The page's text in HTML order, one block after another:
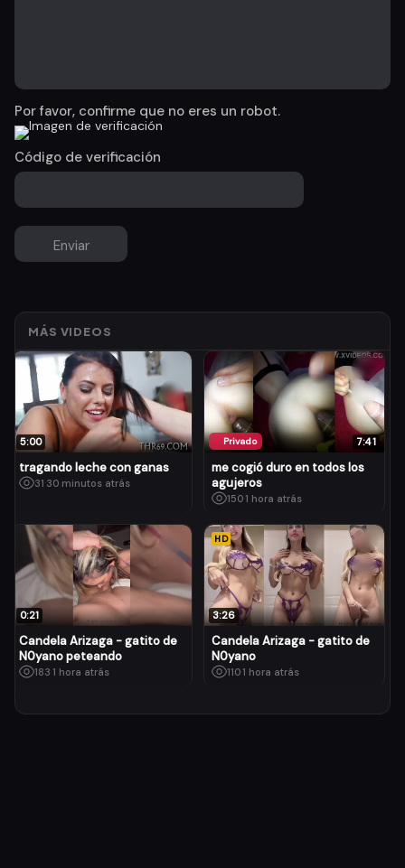
Por favor, confirme que no eres un robot.
Código de verificación
MÁS VIDEOS
5:00
tragando leche con ganas
31 30 minutos atrás
Privado 7:41
me cogió duro en todos los
agujeros
1501 hora atrás
0:21
Candela Arizaga - gatito de
N0yano peteando
183 1 hora atrás
HD
3:26
Candela Arizaga - gatito de
N0yano
1101 hora atrás